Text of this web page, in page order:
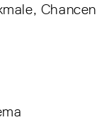
Chancen